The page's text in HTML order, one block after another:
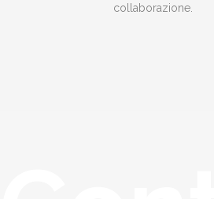
collaborazione.